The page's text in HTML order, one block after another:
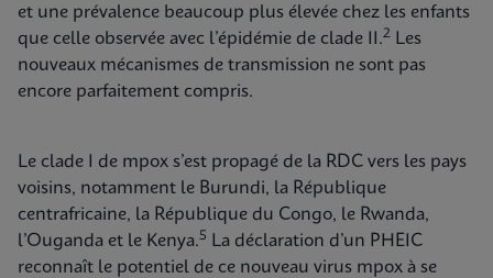
et une prévalence beaucoup plus élevée chez les enfants
que celle observée avec l’épidémie de clade II.2 Les
nouveaux mécanismes de transmission ne sont pas
encore parfaitement compris.
Le clade I de mpox s’est propagé de la RDC vers les pays
voisins, notamment le Burundi, la République
centrafricaine, la République du Congo, le Rwanda,
l’Ouganda et le Kenya.5
La déclaration d’un PHEIC
reconnaît le potentiel de ce nouveau virus mpox à se